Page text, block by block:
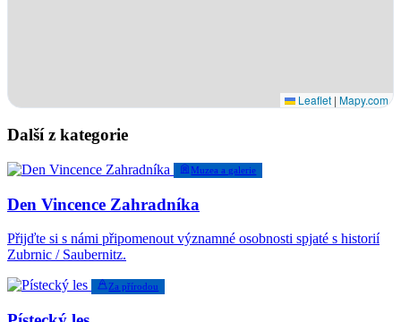
Leaflet | Mapy.com
Další z kategorie
Muzea a galerie
Den Vincence Zahradníka
Přijďte si s námi připomenout významné osobnosti spjaté s historií
Zubrnic / Saubernitz.
Za přírodou